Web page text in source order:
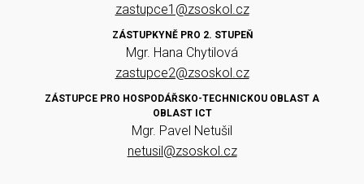
zastupce1@zsoskol.cz
ZÁSTUPKYNĚ PRO 2. STUPEŇ
Mgr. Hana Chytilová
zastupce2@zsoskol.cz
ZÁSTUPCE PRO HOSPODÁŘSKO-TECHNICKOU OBLAST A
OBLAST ICT
Mgr. Pavel Netušil
netusil@zsoskol.cz